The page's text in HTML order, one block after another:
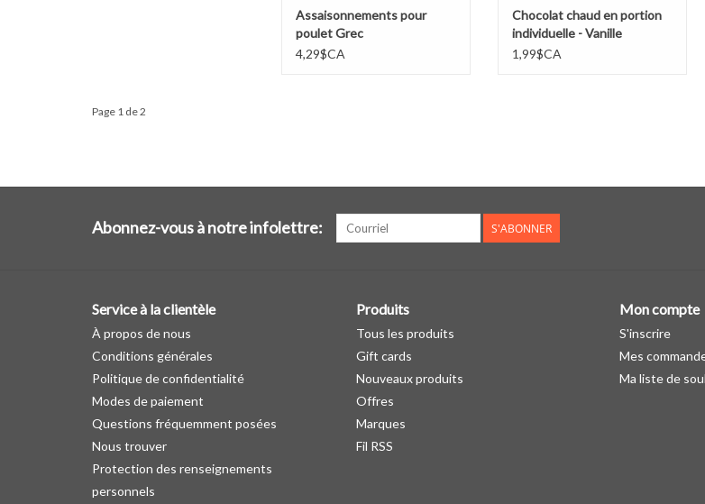
Assaisonnements pour
poulet Grec
4,29$CA
Chocolat chaud en portion
individuelle - Vanille
Française
1,99$CA
Page 1 de 2
Abonnez-vous à notre infolettre: S'ABONNER
Service à la clientèle
À propos de nous
Conditions générales
Politique de confidentialité
Modes de paiement
Questions fréquemment posées
Nous trouver
Protection des renseignements
personnels
Produits
Tous les produits
Gift cards
Nouveaux produits
Offres
Marques
Fil RSS
Mon compte
S'inscrire
Mes
Ma liste de